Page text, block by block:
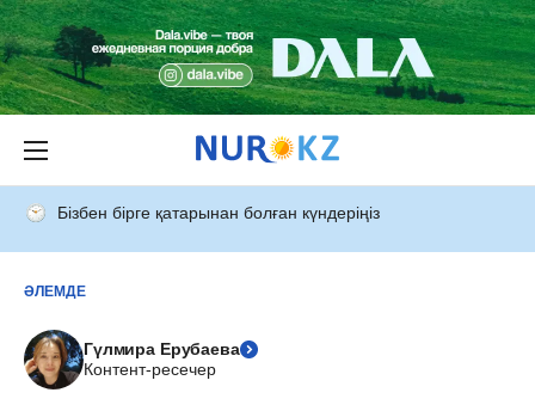
Бізбен бірге қатарынан болған күндеріңіз
ӘЛЕМДЕ
Гүлмира Ерубаева
Контент-ресечер